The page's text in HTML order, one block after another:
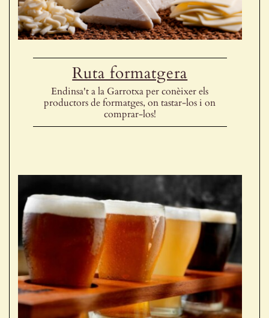
Ruta formatgera
Endinsa't a la Garrotxa per conèixer els
productors de formatges, on tastar-los i on
comprar-los!